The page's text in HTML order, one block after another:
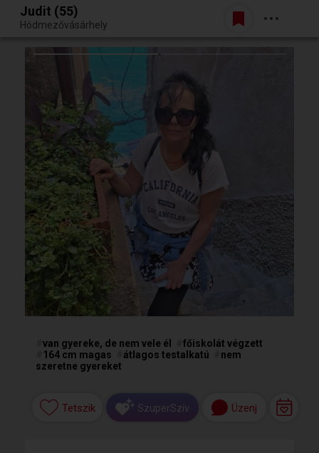
Egy jó randiból bármi lehet.
Belépés
Judit (55)
Hódmezővásárhely
van gyereke, de nem vele él
főiskolát végzett
164 cm magas átlagos testalkatú
nem
szeretne gyereket
Tetszik SzuperSzív Üzenj